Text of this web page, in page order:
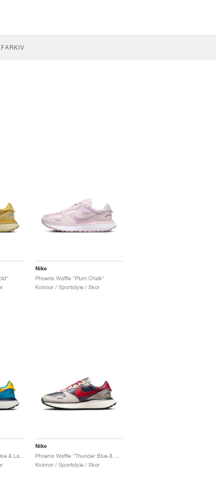
ARKIV
Nike
Phoenix Waffle "Plum Chalk"
Kvinnor / Sportstyle / Skor
Nike
Kvinnor / Sportstyle / Skor